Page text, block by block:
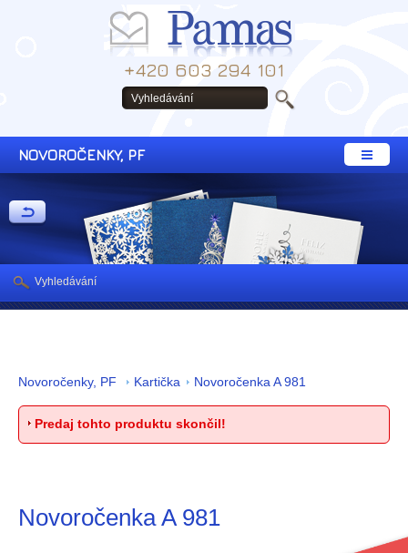
+420 603 294 101
NOVOROČENKY, PF
Novoročenky, PF Kartička Novoročenka A 981
Predaj tohto produktu skončil!
Novoročenka A 981
Vyhledávání